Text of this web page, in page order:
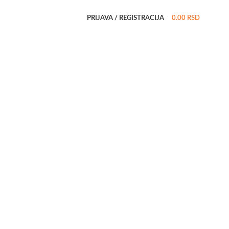
PRIJAVA / REGISTRACIJA 0.00 RSD